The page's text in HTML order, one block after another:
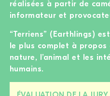
réalisées à partir de
informateur et
“Terriens” (Earthlings)
le plus complet à
nature, l’animal et les
humains.